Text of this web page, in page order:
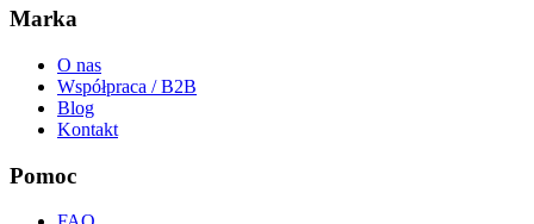
Marka
O nas
Współpraca / B2B
Blog
Kontakt
Pomoc